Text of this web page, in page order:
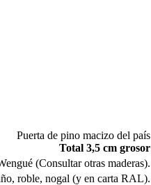
Puerta de pino macizo del país
Total 3,5 cm grosor
(Consultar otras maderas).
roble, nogal (y en carta RAL).